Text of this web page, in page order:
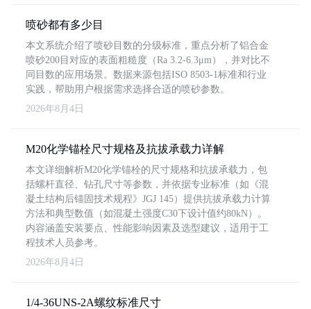
喷砂都有多少目
本文系统介绍了喷砂目数的分级标准，重点分析了铝合金
喷砂200目对应的表面粗糙度（Ra 3.2-6.3μm），并对比不
同目数的应用场景。数据来源包括ISO 8503-1标准和行业
实践，帮助用户根据需求选择合适的喷砂参数。
2026年8月4日
M20化学锚栓尺寸规格及抗拔承载力详解
本文详细解析M20化学锚栓的尺寸规格和抗拔承载力，包
括螺杆直径、钻孔尺寸等参数，并依据专业标准（如《混
凝土结构后锚固技术规程》JGJ 145）提供抗拔承载力计算
方法和典型数值（如混凝土强度C30下设计值约80kN）。
内容涵盖安装要点、性能影响因素及选型建议，适用于工
程技术人员参考。
2026年8月4日
1/4-36UNS-2A螺纹标准尺寸